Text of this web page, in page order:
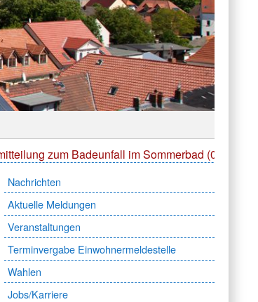
zum Badeunfall im Sommerbad (06.08.2026)
Nachrichten
Aktuelle Meldungen
Veranstaltungen
Terminvergabe Einwohnermeldestelle
Wahlen
Jobs/Karriere